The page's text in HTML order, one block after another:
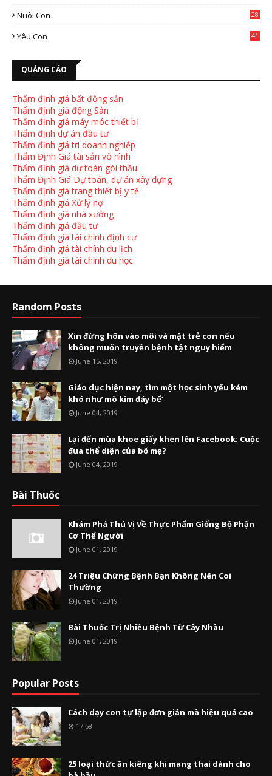
Nuôi Con
28
Yêu Con
41
QUẢNG CÁO
Thẩm định giá bất động sản
Thẩm định giá động Sản
Thẩm định giá máy móc thiết bị
Thẩm định dự án đầu tư
Thẩm định giá tri doanh nghiệp
Thẩm Định Giá tài sản vô hình
Thẩm định giá dự toán gói thầu
Thẩm Định Giá Dự toán, dự án xây dựng
Thẩm định giá trang thiết bị y tế
Thẩm định giá Xử lý nợ
Thẩm định giá nhà xưởng
Thẩm định giá đầu tư
Thẩm định giá tài chính định cư
Thẩm định giá tài chính du lịch
Thẩm định giá tài chính du học
Random Posts
Xin đừng hôn vào môi và mặt trẻ con nếu
không muốn truyền bệnh tật nguy hiểm
June 15, 2019
Giáo dục hiện nay, tìm một học sinh yếu kém
khó như mò kim đáy bể’
June 04, 2019
Lại đến mùa khoe giấy khen lên Facebook: Cuộc
đua thể diện của bố mẹ?
June 04, 2019
Bài Thuốc
Khám Phá Thú Vị Về Thực Phẩm Giống Bộ Phận
Cơ Thể Người
June 01, 2019
24 Triệu Chứng Bệnh Bạn Không Nên Coi
Thường
June 01, 2019
Bài Thuốc Trị Nhiều Bệnh Từ Cây Nhàu
June 01, 2019
Popular Posts
Cách dạy con tự lập đơn giản mà hiệu quả cao
17:58
25 loại thức ăn kiêng khi mang thai dành cho